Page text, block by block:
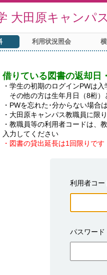
大田原キャンパ
利用状況照会
借りている図書の返却日
・学生の初期のログインPWは
その他の方は生年月日（8桁）
・PWを忘れた･分からない場合
・大田原キャンパス教職員に限
・教職員等の利用者コードは、
・図書の貸出延長は1回限りです
利用者コー
パスワード